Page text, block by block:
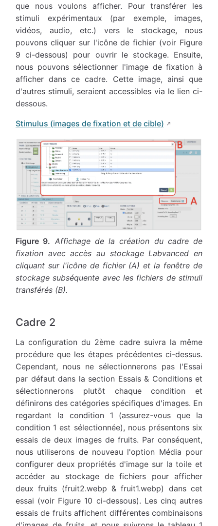
que nous voulons afficher. Pour transférer les
stimuli expérimentaux (par exemple, images,
vidéos, audio, etc.) vers le stockage, nous
pouvons cliquer sur l'icône de fichier (voir Figure
9 ci-dessous) pour ouvrir le stockage. Ensuite,
nous pouvons sélectionner l'image de fixation à
afficher dans ce cadre. Cette image, ainsi que
d'autres stimuli, seraient accessibles via le lien ci-
dessous.
Stimulus (images de fixation et de cible)
Figure 9. Affichage de la création du cadre de
fixation avec accès au stockage Labvanced en
cliquant sur l'icône de fichier (A) et la fenêtre de
stockage subséquente avec les fichiers de stimuli
transférés (B).
Cadre 2
La configuration du 2ème cadre suivra la même
procédure que les étapes précédentes ci-dessus.
Cependant, nous ne sélectionnerons pas l'Essai
par défaut dans la section Essais & Conditions et
sélectionnerons plutôt chaque condition et
définirons des catégories spécifiques d'images. En
regardant la condition 1 (assurez-vous que la
condition 1 est sélectionnée), nous présentons six
essais de deux images de fruits. Par conséquent,
nous utiliserons de nouveau l'option Média pour
configurer deux propriétés d'image sur la toile et
accéder au stockage de fichiers pour afficher
deux fruits (fruit2.webp & fruit1.webp) dans cet
essai (voir Figure 10 ci-dessous). Les cinq autres
essais de fruits affichent différentes combinaisons